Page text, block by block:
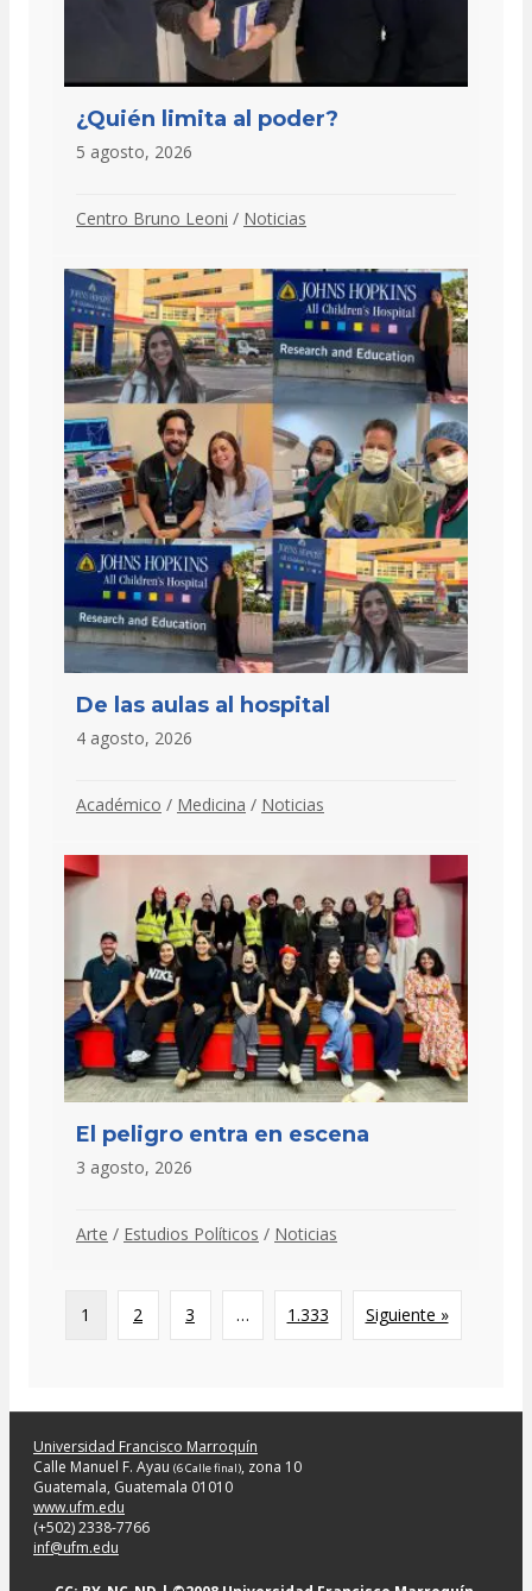
¿Quién limita al poder?
5 agosto, 2026
Centro Bruno Leoni / Noticias
De las aulas al hospital
4 agosto, 2026
Académico / Medicina / Noticias
El peligro entra en escena
3 agosto, 2026
Arte / Estudios Políticos / Noticias
1 2 3 … 1.333 Siguiente »
Universidad Francisco Marroquín
Calle Manuel F. Ayau (6 Calle final), zona 10
Guatemala, Guatemala 01010
www.ufm.edu
(+502) 2338-7766
inf@ufm.edu